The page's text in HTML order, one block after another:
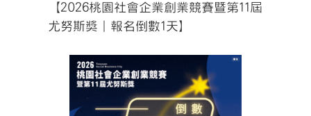
【2026桃園社會企業創業競賽暨第11屆
尤努斯獎｜報名倒數1天】